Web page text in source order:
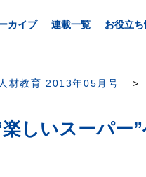
カイブ 連載一覧 お役立
材教育 2013年05月号
しいスーパー